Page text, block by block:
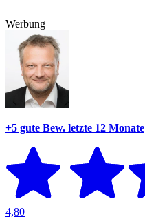
Werbung
+5 gute Bew. letzte 12 Monate
4,80